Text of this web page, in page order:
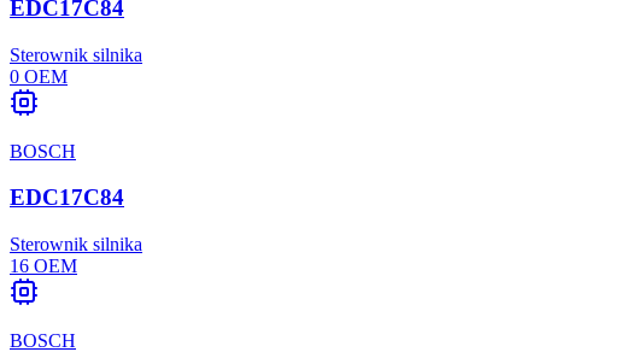
EDC17C84
Sterownik silnika
0 OEM
BOSCH
EDC17C84
Sterownik silnika
16 OEM
BOSCH